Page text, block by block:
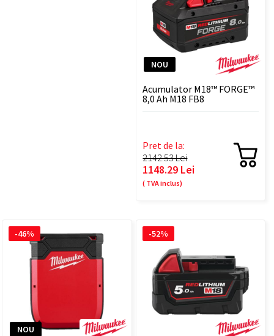
NOU
Acumulator M18™ FORGE™
8,0 Ah M18 FB8
Pret de la:
2142.53 Lei
1148.29 Lei
( TVA inclus)
NOU
-46% -52%